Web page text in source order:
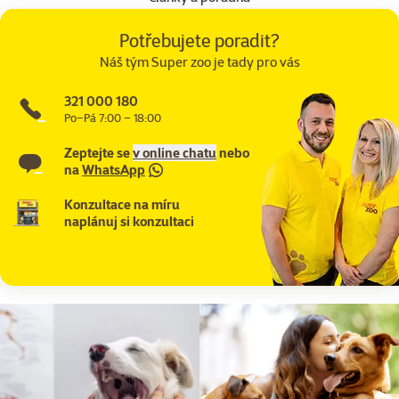
Potřebujete poradit?
Náš tým Super zoo je tady pro vás
321 000 180
Po–Pá 7:00 – 18:00
Zeptejte sev online chatunebo
naWhatsApp
Konzultace na míru
naplánuj si konzultaci